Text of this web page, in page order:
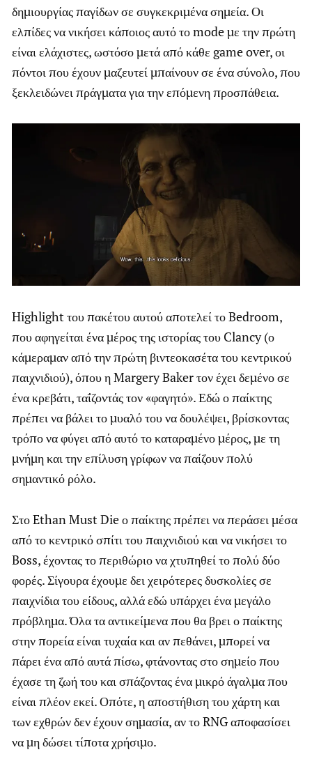
δημιουργίας παγίδων σε συγκεκριμένα σημεία. Οι
ελπίδες να νικήσει κάποιος αυτό το mode με την πρώτη
είναι ελάχιστες, ωστόσο μετά από κάθε game over, οι
πόντοι που έχουν μαζευτεί μπαίνουν σε ένα σύνολο, που
ξεκλειδώνει πράγματα για την επόμενη προσπάθεια.
Highlight του πακέτου αυτού αποτελεί το Bedroom,
που αφηγείται ένα μέρος της ιστορίας του Clancy (ο
κάμεραμαν από την πρώτη βιντεοκασέτα του κεντρικού
παιχνιδιού), όπου η Margery Baker τον έχει δεμένο σε
ένα κρεβάτι, ταΐζοντάς τον «φαγητό». Εδώ ο παίκτης
πρέπει να βάλει το μυαλό του να δουλέψει, βρίσκοντας
τρόπο να φύγει από αυτό το καταραμένο μέρος, με τη
μνήμη και την επίλυση γρίφων να παίζουν πολύ
σημαντικό ρόλο.
Στο Ethan Must Die ο παίκτης πρέπει να περάσει μέσα
από το κεντρικό σπίτι του παιχνιδιού και να νικήσει το
Boss, έχοντας το περιθώριο να χτυπηθεί το πολύ δύο
φορές. Σίγουρα έχουμε δει χειρότερες δυσκολίες σε
παιχνίδια του είδους, αλλά εδώ υπάρχει ένα μεγάλο
πρόβλημα. Όλα τα αντικείμενα που θα βρει ο παίκτης
στην πορεία είναι τυχαία και αν πεθάνει, μπορεί να
πάρει ένα από αυτά πίσω, φτάνοντας στο σημείο που
έχασε τη ζωή του και σπάζοντας ένα μικρό άγαλμα που
είναι πλέον εκεί. Οπότε, η αποστήθιση του χάρτη και
των εχθρών δεν έχουν σημασία, αν το RNG αποφασίσει
να μη δώσει τίποτα χρήσιμο.